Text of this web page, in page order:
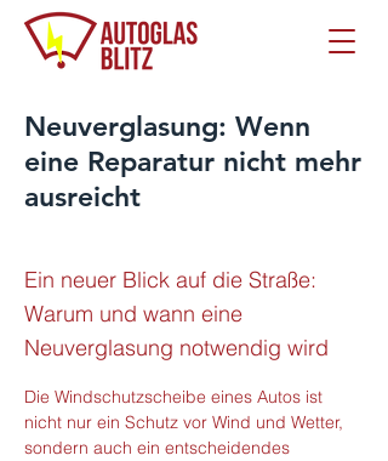
Neuverglasung: Wenn
eine Reparatur nicht mehr
ausreicht
Ein neuer Blick auf die Straße:
Warum und wann eine
Neuverglasung notwendig wird
Die Windschutzscheibe eines Autos ist
nicht nur ein Schutz vor Wind und Wetter,
sondern auch ein entscheidendes